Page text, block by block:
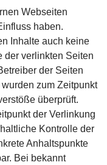
Webseiten
haben.
Inhalte auch keine
der verlinkten Seiten
der Seiten
zum Zeitpunkt
überprüft.
der Verlinkung
Kontrolle der
Anhaltspunkte
Bei bekannt